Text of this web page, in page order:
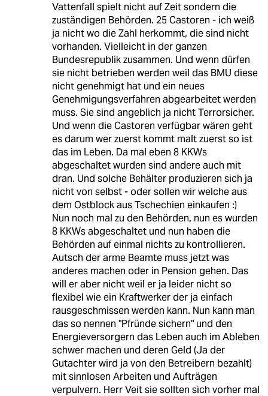
Vattenfall spielt nicht auf Zeit sondern die
zuständigen Behörden. 25 Castoren - ich weiß
ja nicht wo die Zahl herkommt, die sind nicht
vorhanden. Vielleicht in der ganzen
Bundesrepublik zusammen. Und wenn dürfen
sie nicht betrieben werden weil das BMU diese
nicht genehmigt hat und ein neues
Genehmigungsverfahren abgearbeitet werden
muss. Sie sind angeblich ja nicht Terrorsicher.
Und wenn die Castoren verfügbar wären geht
es darum wer zuerst kommt malt zuerst so ist
das im Leben. Da mal eben 8 KKWs
abgeschaltet wurden sind andere auch mit
dran. Und solche Behälter produzieren sich ja
nicht von selbst - oder sollen wir welche aus
dem Ostblock aus Tschechien einkaufen :)
Nun noch mal zu den Behörden, nun es wurden
8 KKWs abgeschaltet und nun haben die
Behörden auf einmal nichts zu kontrollieren.
Autsch der arme Beamte muss jetzt was
anderes machen oder in Pension gehen. Das
will er aber nicht weil er ja leider nicht so
flexibel wie ein Kraftwerker der ja einfach
rausgeschmissen werden kann. Nun kann man
das so nennen "Pfründe sichern" und den
Energieversorgern das Leben auch im Ableben
schwer machen und deren Geld (Ja der
Gutachter wird ja von den Betreibern bezahlt)
mit sinnlosen Arbeiten und Aufträgen
verpulvern. Herr Veit sie sollten sich vorher mal